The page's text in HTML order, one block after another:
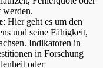
werden.
: Hier geht es um den
und seine Fähigkeit,
Indikatoren in
in Forschung
oder